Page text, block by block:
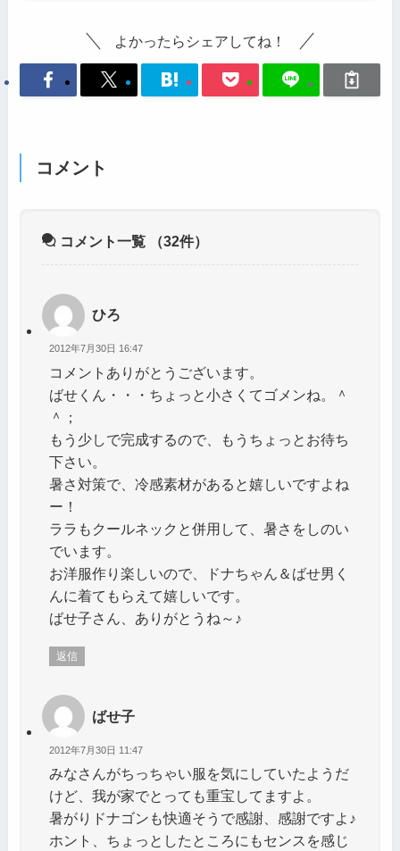
よかったらシェアしてね！
コメント
コメント一覧 （32件）
ひろ
2012年7月30日 16:47
コメントありがとうございます。
ばせくん・・・ちょっと小さくてゴメンね。＾
＾；
もう少しで完成するので、もうちょっとお待ち
下さい。
暑さ対策で、冷感素材があると嬉しいですよね
ー！
ララもクールネックと併用して、暑さをしのい
でいます。
お洋服作り楽しいので、ドナちゃん＆ばせ男く
んに着てもらえて嬉しいです。
ばせ子さん、ありがとうね～♪
返信
ばせ子
2012年7月30日 11:47
みなさんがちっちゃい服を気にしていたようだ
けど、我が家でとっても重宝してますよ。
暑がりドナゴンも快適そうで感謝、感謝ですよ♪
ホント、ちょっとしたところにもセンスを感じ